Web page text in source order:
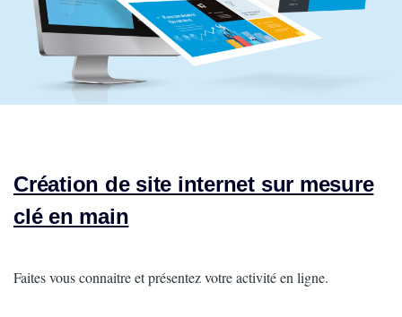
Création de site internet sur mesure
clé en main
Intro
Faites vous connaitre et présentez votre activité en ligne.